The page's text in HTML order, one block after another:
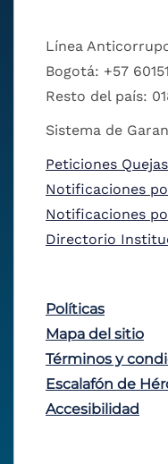
Línea
Bogotá: +57
Resto del país:
Sistema de
Peticiones
Notificaciones
Notificaciones
Directorio
Políticas
Mapa del sitio
Términos y
Escalafón de
Accesibilidad